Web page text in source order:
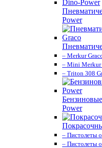
Power
– Merkur
– Mini Merkur
– Triton 308
Power
– Пистолеты
– Пистолеты